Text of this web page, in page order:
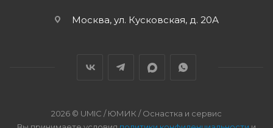
Москва, ул. Кусковская, д. 20А
2026 © UMIC / ЮМИК / Оснастка и сервис